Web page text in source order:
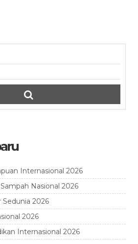
Internasional 2026
Nasional 2026
Sedunia 2026
2026
Internasional 2026